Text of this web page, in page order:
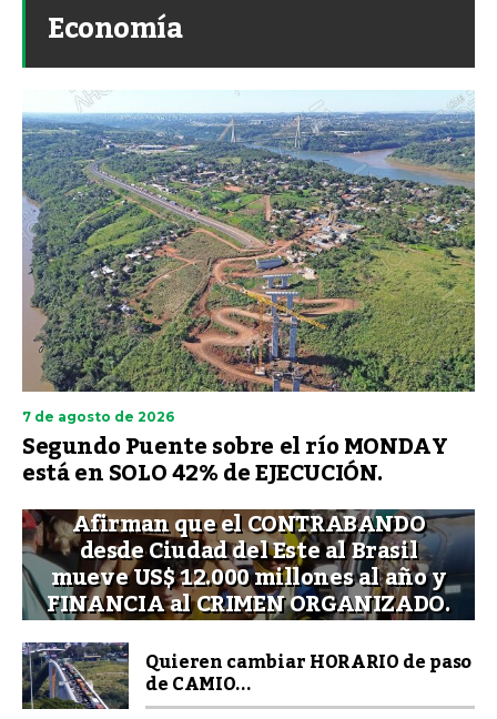
Economía
7 de agosto de 2026
Segundo Puente sobre el río MONDAY
está en SOLO 42% de EJECUCIÓN.
Afirman que el CONTRABANDO
desde Ciudad del Este al Brasil
mueve US$ 12.000 millones al año y
FINANCIA al CRIMEN ORGANIZADO.
Quieren cambiar HORARIO de paso
de CAMIO...